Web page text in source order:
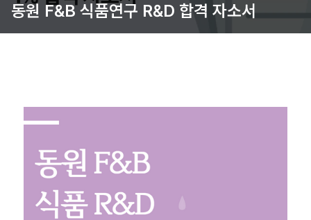
동원 F&B 식품연구 R&D 합격 자소서